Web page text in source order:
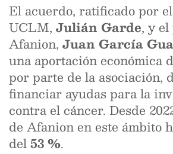
El acuerdo, ratificado por
UCLM, Julián Garde, y
Afanion, Juan García
una aportación económica
por parte de la asociación,
financiar ayudas para la
contra el cáncer. Desde
de Afanion en este ámbito
del53 %.